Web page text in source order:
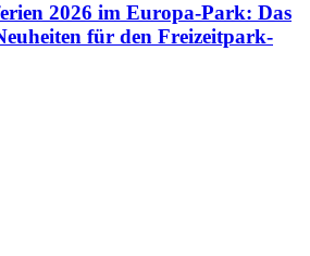
2026 im Europa-Park: Das
für den Freizeitpark-